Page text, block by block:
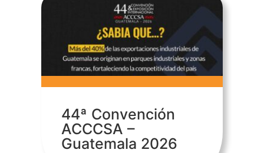
44ª Convención
ACCCSA –
Guatemala 2026